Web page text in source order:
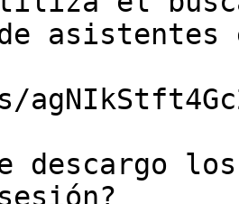
descargo